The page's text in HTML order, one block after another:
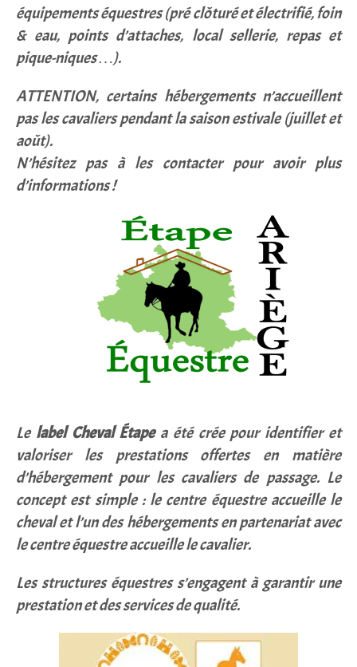
équipements équestres (pré clôturé et électrifié, foin
& eau, points d’attaches, local sellerie, repas et
pique-niques …).
ATTENTION, certains hébergements n’accueillent
pas les cavaliers pendant la saison estivale (juillet et
août).
N’hésitez pas à les contacter pour avoir plus
d’informations !
Le label Cheval Étapea été crée pour identifier et
valoriser les prestations offertes en matière
d’hébergement pour les cavaliers de passage. Le
concept est simple : le centre équestre accueille le
cheval et l’un des hébergements en partenariat avec
le centre équestre accueille le cavalier.
Les structures équestres s’engagent à garantir une
prestation et des services de qualité.